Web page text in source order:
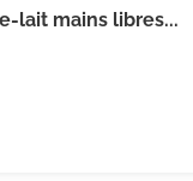
Ajouter au panier
lait mains libres...